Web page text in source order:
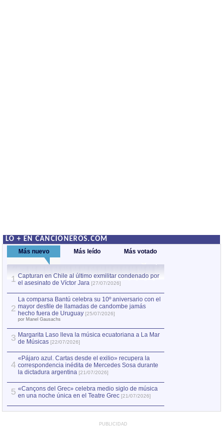
LO + EN CANCIONEROS.COM
Más nuevo Más leído Más votado
1 Capturan en Chile al último exmilitar condenado por
el asesinato de Víctor Jara [27/07/2026]
2
La comparsa Bantú celebra su 10º aniversario con el
mayor desfile de llamadas de candombe jamás
hecho fuera de Uruguay [25/07/2026]
por Manel Gausachs
3 Margarita Laso lleva la música ecuatoriana a La Mar
de Músicas [22/07/2026]
4
«Pájaro azul. Cartas desde el exilio» recupera la
correspondencia inédita de Mercedes Sosa durante
la dictadura argentina [21/07/2026]
5 «Cançons del Grec» celebra medio siglo de música
en una noche única en el Teatre Grec [21/07/2026]
PUBLICIDAD